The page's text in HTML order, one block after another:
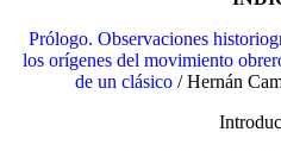
Prólogo. Observaciones
los orígenes del movimiento
de un clásico / Hernán